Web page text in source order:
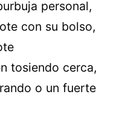
personal,
con su bolso,
tosiendo cerca,
o un fuerte